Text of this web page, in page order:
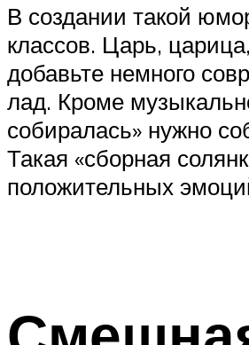
В создании такой
классов. Царь,
добавьте немного
лад. Кроме
собиралась» нужно
Такая «сборная
положительных